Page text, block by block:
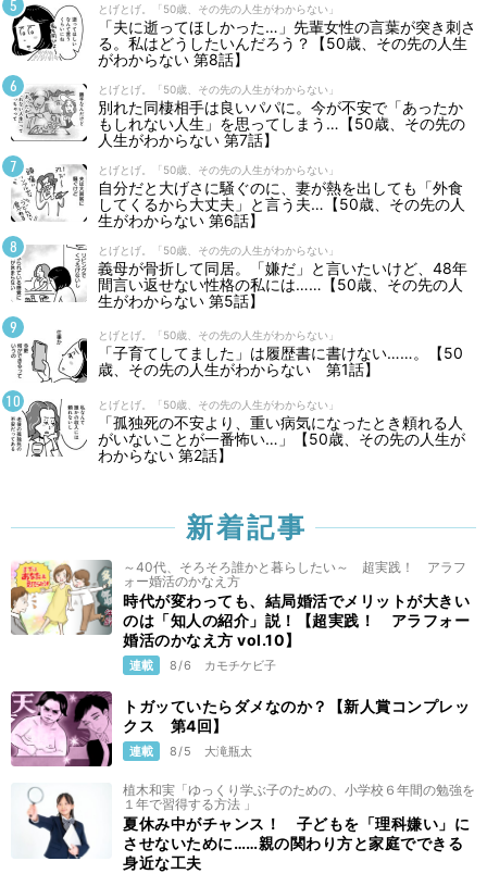
とげとげ。「50歳、その先の人生がわからない」
「夫に逝ってほしかった…」先輩女性の言葉が突き刺さ
る。私はどうしたいんだろう？【50歳、その先の人生
がわからない 第8話】
とげとげ。「50歳、その先の人生がわからない」
別れた同棲相手は良いパパに。今が不安で「あったか
もしれない人生」を思ってしまう…【50歳、その先の
人生がわからない 第7話】
とげとげ。「50歳、その先の人生がわからない」
自分だと大げさに騒ぐのに、妻が熱を出しても「外食
してくるから大丈夫」と言う夫…【50歳、その先の人
生がわからない 第6話】
とげとげ。「50歳、その先の人生がわからない」
義母が骨折して同居。「嫌だ」と言いたいけど、48年
間言い返せない性格の私には……【50歳、その先の人
生がわからない 第5話】
とげとげ。「50歳、その先の人生がわからない」
「子育てしてました」は履歴書に書けない……。【50
歳、その先の人生がわからない 第1話】
とげとげ。「50歳、その先の人生がわからない」
「孤独死の不安より、重い病気になったとき頼れる人
がいないことが一番怖い…」【50歳、その先の人生が
わからない 第2話】
新着記事
～40代、そろそろ誰かと暮らしたい～ 超実践！ アラフ
ォー婚活のかなえ方
時代が変わっても、結局婚活でメリットが大きい
のは「知人の紹介」説！【超実践！ アラフォー
婚活のかなえ方 vol.10】
連載 8/6 カモチケビ子
トガッていたらダメなのか？【新人賞コンプレッ
クス 第4回】
連載 8/5 大滝瓶太
植木和実「ゆっくり学ぶ子のための、小学校６年間の勉強を
１年で習得する方法 」
夏休み中がチャンス！ 子どもを「理科嫌い」に
させないために……親の関わり方と家庭でできる
身近な工夫